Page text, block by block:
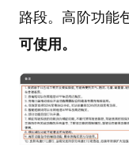
路段。高阶功能
可使用。